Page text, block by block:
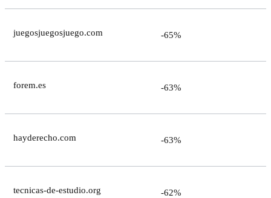
juegosjuegosjuego.com -65%
forem.es -63%
hayderecho.com -63%
tecnicas-de-estudio.org -62%